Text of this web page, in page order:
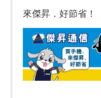
來傑昇．好節省！